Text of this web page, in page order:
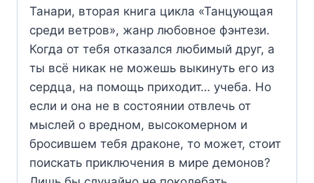
Танари, вторая книга цикла «Танцующая
среди ветров», жанр любовное фэнтези.
Когда от тебя отказался любимый друг, а
ты всё никак не можешь выкинуть его из
сердца, на помощь приходит… учеба. Но
если и она не в состоянии отвлечь от
мыслей о вредном, высокомерном и
бросившем тебя драконе, то может, стоит
поискать приключения в мире демонов?